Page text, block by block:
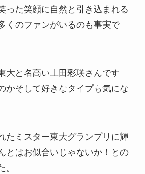
った笑顔に自然と引き込まれる
くのファンがいるのも事実で
大と名高い上田彩瑛さんです
かそして好きなタイプも気にな
たミスター東大グランプリに輝
とはお似合いじゃないか！との
。